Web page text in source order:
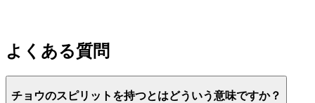
よくある質問
チョウのスピリットを持つとはどういう意味ですか？